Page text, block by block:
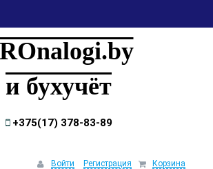
и бухучёт
+375(17) 378-83-89
Войти Регистрация Корзина